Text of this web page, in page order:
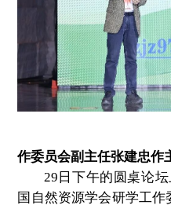
中国自然资
作委员会副主任张建忠作
29日下午的圆桌论
国自然资源学会研学工